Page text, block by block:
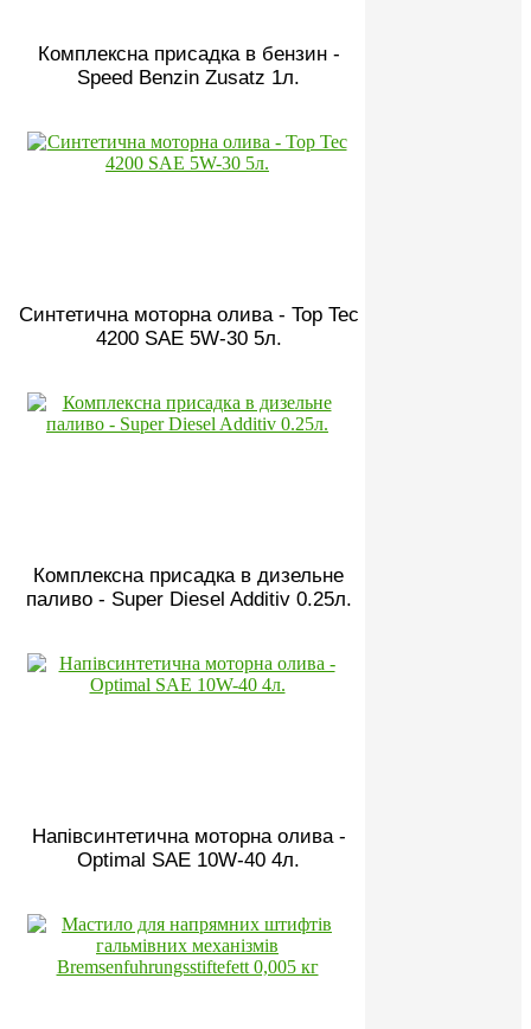
Комплексна присадка в бензин -
Speed Benzin Zusatz 1л.
Синтетична моторна олива - Top Tec
4200 SAE 5W-30 5л.
Комплексна присадка в дизельне
паливо - Super Diesel Additiv 0.25л.
Напівсинтетична моторна олива -
Optimal SAE 10W-40 4л.